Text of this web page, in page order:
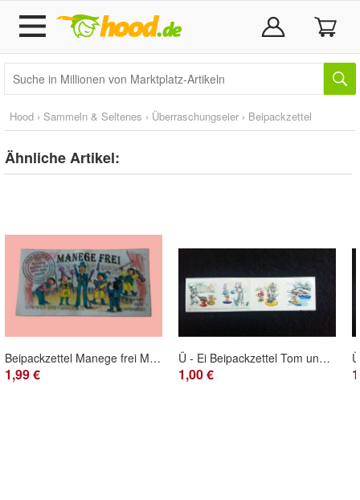
Hood › Sammeln & Seltenes › Überraschungseier › Beipackzettel
Ähnliche Artikel:
Beipackzettel Manege frei Musik-Clown
1,99 €
Ü - Ei Beipackzettel Tom und Jerry in der Freizeit K 04 n 105 / EU
1,00 €